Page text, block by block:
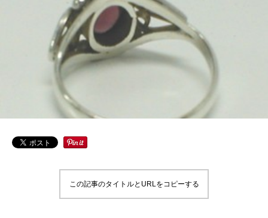
この記事のタイトルとURLをコピーする